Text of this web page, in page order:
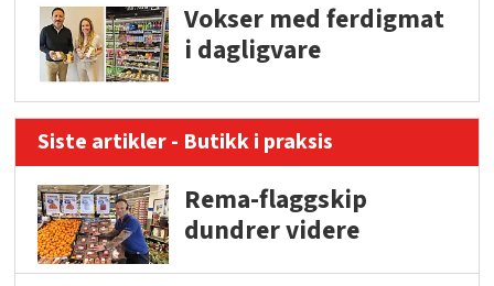
Vokser med ferdigmat
i dagligvare
Siste artikler - Butikk i praksis
Rema-flaggskip
dundrer videre